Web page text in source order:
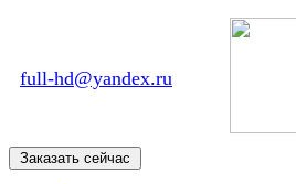
full-hd@yandex.ru